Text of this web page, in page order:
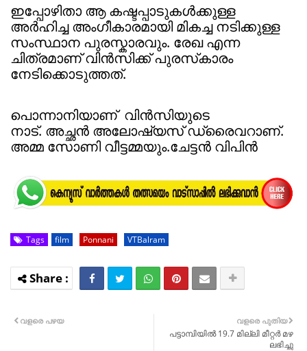
ഇപ്പോഴിതാ ആ കഷ്ടപ്പാടുകൾക്കുള്ള
അർഹിച്ച അംഗീകാരമായി മികച്ചനടിക്കുള്ള
സംസ്ഥാന പുരസ്കാരവും. രേഖ എന്ന
ചിത്രമാണ് വിന്‍സിക്ക് പുരസ്‌കാരം
നേടിക്കൊടുത്തത്.
പൊന്നാനിയാണ് വിൻസിയുടെ
നാട്. അച്ഛൻ അലോഷ്യസ് ഡ്രൈവറാണ്.
അമ്മ സോണി വീട്ടമ്മയും.ചേട്ടൻ വിപിൻ
Tags film Ponnani VTBalram
വളരെ പുതിയ
പട്ടാമ്പിയിൽ 19.7 മില്ലി മീറ്റര്‍ മഴ
ലഭിച്ചു
വളരെ പഴയ